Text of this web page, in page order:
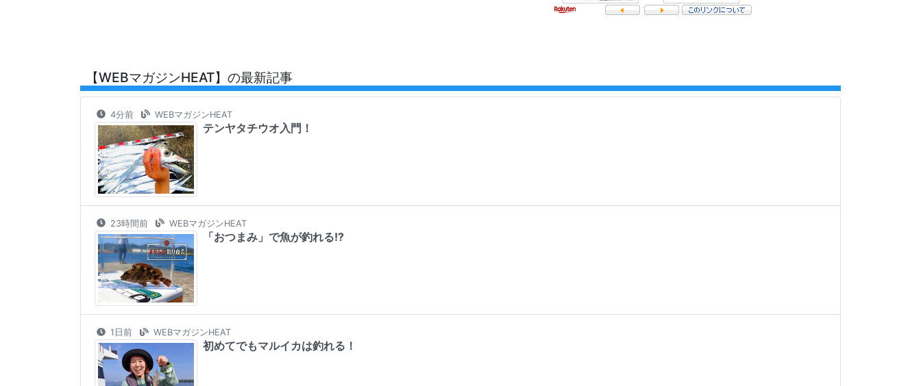
【WEBマガジンHEAT】の最新記事
4分前 WEBマガジンHEAT
テンヤタチウオ入門！
23時間前 WEBマガジンHEAT
「おつまみ」で魚が釣れる!?
1日前 WEBマガジンHEAT
初めてでもマルイカは釣れる！